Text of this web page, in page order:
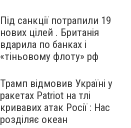
Під санкції потрапили 19
нових цілей . Британія
вдарила по банках і
«тіньовому флоту» рф
Трамп відмовив Україні у
ракетах Patriot на тлі
кривавих атак Росії : Нас
розділяє океан